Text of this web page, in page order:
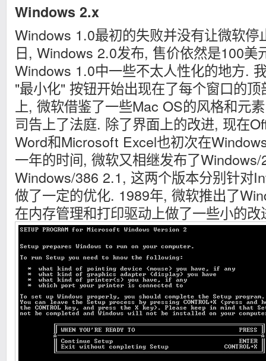
Windows 2.x
Windows 1.0最初的失败并没有让微软停
日, Windows 2.0发布, 售价依然是100美
Windows 1.0中一些不太人性化的地方.
"最小化" 按钮开始出现在了每个窗口的
上, 微软借鉴了一些Mac OS的风格和元
司告上了法庭. 除了界面上的改进, 现在
Word和Microsoft Excel也初次在
一年的时间, 微软又相继发布了
Windows/386 2.1, 这两个版本分别针对
做了一定的优化. 1989年, 微软推出了
在内存管理和打印驱动上做了一些小的改